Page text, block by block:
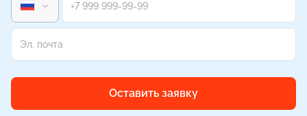
Оставить заявку